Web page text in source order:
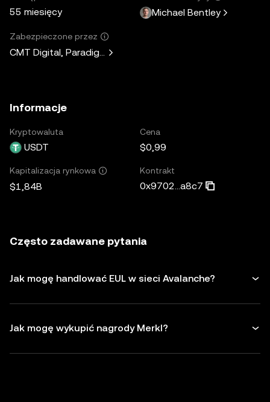
55 miesięcy Michael Bentley
Zabezpieczone przez
CMT Digital, Paradigm, Lemniscap, Kain Warwick, Hasu,
Informacje
Kryptowaluta
USDT
Cena
$0,99
Kapitalizacja rynkowa
$1,84B
Kontrakt
0x9702...a8c7
Często zadawane pytania
Jak mogę handlować EUL w sieci Avalanche?
Jak mogę wykupić nagrody Merkl?